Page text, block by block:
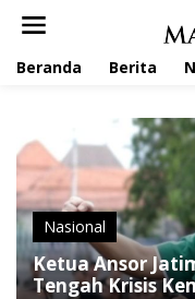
Beranda Berita
Nasional
Ketua Ansor
Tengah Krisis